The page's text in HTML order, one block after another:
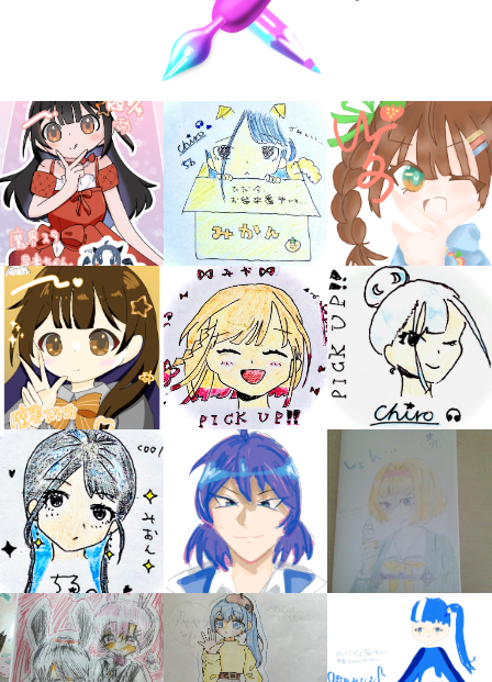
キミノラジオ配信中！
いろんな動画が
見られる